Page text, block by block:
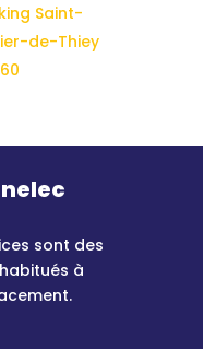
Saint-
de-Thiey
sont des
à